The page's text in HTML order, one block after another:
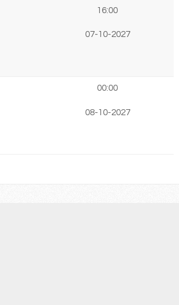
16:00
07-10-2027
00:00
08-10-2027